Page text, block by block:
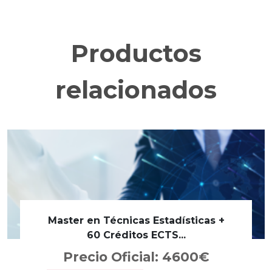
Productos
relacionados
Master en Técnicas Estadísticas +
60 Créditos ECTS...
Precio Oficial: 4600€